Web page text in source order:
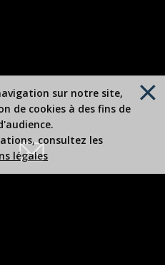
sur notre site,
de cookies à des fins de
consultez les
légales